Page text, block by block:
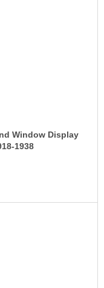
Window Display
1938